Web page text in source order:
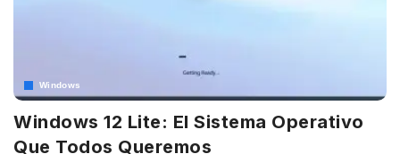
Windows
Windows 12 Lite: El Sistema Operativo
Que Todos Queremos